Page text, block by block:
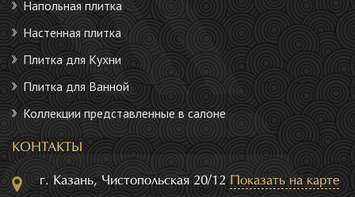
Напольная плитка
Настенная плитка
Плитка для Кухни
Плитка для Ванной
Коллекции представленные в салоне
КОНТАКТЫ
г. Казань, Чистопольская 20/12 Показать на карте